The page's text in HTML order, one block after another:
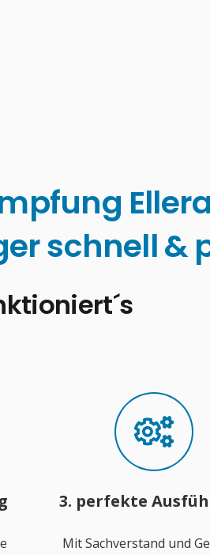
schnell &
3. perfekte
Mit Sachverstand und